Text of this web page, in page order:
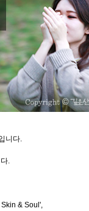
니다.
.
& Soul',